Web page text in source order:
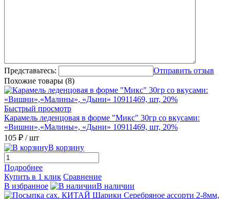
Представьтесь:
Отправить отзыв
Похожие товары (8)
Быстрый просмотр
Карамель леденцовая в форме "Микс" 30гр со вкусами:
«Вишни»,«Малины», «Дыни» 10911469, шт, 20%
105 ₽ / шт
В корзину
Подробнее
Купить в 1 клик Сравнение
В избранное
В наличии